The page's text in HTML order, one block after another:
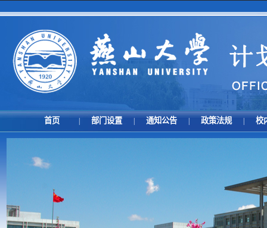
首页 部门设置 通知公告 政策法规 校